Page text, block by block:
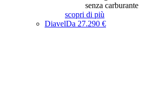
senza carburante
scopri di più
DiavelDa 27.290 €